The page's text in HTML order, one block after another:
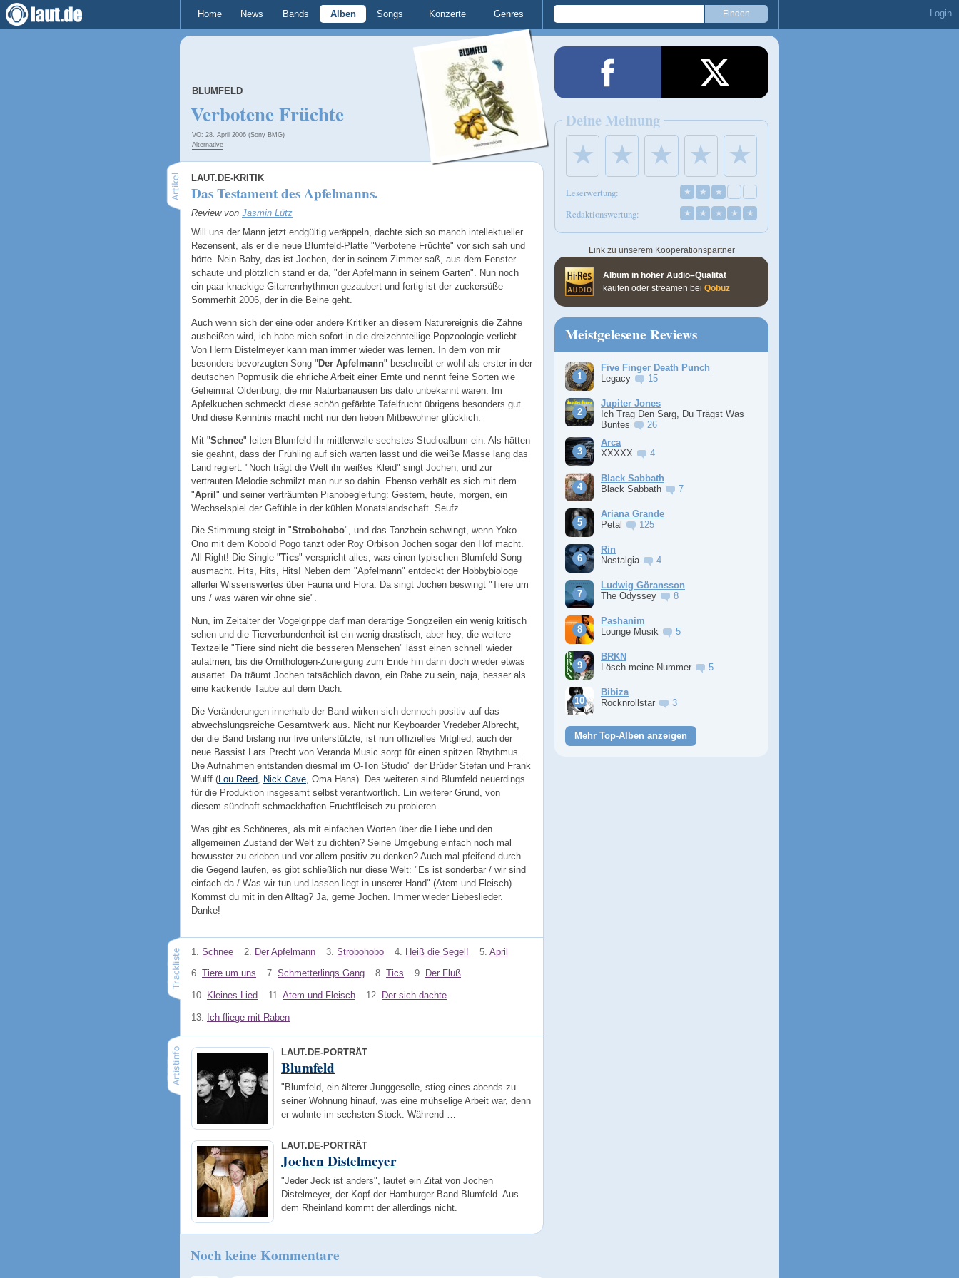
Home News Bands Alben Songs Konzerte Genres Login
BLUMFELD
Verbotene Früchte
VÖ: 28. April 2006 (Sony BMG)
Alternative
LAUT.DE-KRITIK
Das Testament des Apfelmanns.
Review von Jasmin Lütz
Will uns der Mann jetzt endgültig veräppeln, dachte sich so manch intellektueller
Rezensent, als er die neue Blumfeld-Platte "Verbotene Früchte" vor sich sah und
hörte. Nein Baby, das ist Jochen, der in seinem Zimmer saß, aus dem Fenster
schaute und plötzlich stand er da, "der Apfelmann in seinem Garten". Nun noch
ein paar knackige Gitarrenrhythmen gezaubert und fertig ist der zuckersüße
Sommerhit 2006, der in die Beine geht.
Auch wenn sich der eine oder andere Kritiker an diesem Naturereignis die Zähne
ausbeißen wird, ich habe mich sofort in die dreizehnteilige Popzoologie verliebt.
Von Herrn Distelmeyer kann man immer wieder was lernen. In dem von mir
besonders bevorzugten Song " Der Apfelmann" beschreibt er wohl als erster in der
deutschen Popmusik die ehrliche Arbeit einer Ernte und nennt feine Sorten wie
Geheimrat Oldenburg, die mir Naturbanausen bis dato unbekannt waren. Im
Apfelkuchen schmeckt diese schön gefärbte Tafelfrucht übrigens besonders gut.
Und diese Kenntnis macht nicht nur den lieben Mitbewohner glücklich.
Mit "Schnee" leiten Blumfeld ihr mittlerweile sechstes Studioalbum ein. Als hätten
sie geahnt, dass der Frühling auf sich warten lässt und die weiße Masse lang das
Land regiert. "Noch trägt die Welt ihr weißes Kleid" singt Jochen, und zur
vertrauten Melodie schmilzt man nur so dahin. Ebenso verhält es sich mit dem
"April" und seiner verträumten Pianobegleitung: Gestern, heute, morgen, ein
Wechselspiel der Gefühle in der kühlen Monatslandschaft. Seufz.
Die Stimmung steigt in "Strobohobo", und das Tanzbein schwingt, wenn Yoko
Ono mit dem Kobold Pogo tanzt oder Roy Orbison Jochen sogar den Hof macht.
All Right! Die Single "Tics" verspricht alles, was einen typischen Blumfeld-Song
ausmacht. Hits, Hits, Hits! Neben dem "Apfelmann" entdeckt der Hobbybiologe
allerlei Wissenswertes über Fauna und Flora. Da singt Jochen beswingt "Tiere um
uns / was wären wir ohne sie".
Nun, im Zeitalter der Vogelgrippe darf man derartige Songzeilen ein wenig kritisch
sehen und die Tierverbundenheit ist ein wenig drastisch, aber hey, die weitere
Textzeile "Tiere sind nicht die besseren Menschen" lässt einen schnell wieder
aufatmen, bis die Ornithologen-Zuneigung zum Ende hin dann doch wieder etwas
ausartet. Da träumt Jochen tatsächlich davon, ein Rabe zu sein, naja, besser als
eine kackende Taube auf dem Dach.
Die Veränderungen innerhalb der Band wirken sich dennoch positiv auf das
abwechslungsreiche Gesamtwerk aus. Nicht nur Keyboarder Vredeber Albrecht,
der die Band bislang nur live unterstützte, ist nun offizielles Mitglied, auch der
neue Bassist Lars Precht von Veranda Music sorgt für einen spitzen Rhythmus.
Die Aufnahmen entstanden diesmal im O-Ton Studio" der Brüder Stefan und Frank
Wulff ( Lou Reed Nick Cave , Oma Hans). Des weiteren sind Blumfeld neuerdings
für die Produktion insgesamt selbst verantwortlich. Ein weiterer Grund, von
diesem sündhaft schmackhaften Fruchtfleisch zu probieren.
Was gibt es Schöneres, als mit einfachen Worten über die Liebe und den
allgemeinen Zustand der Welt zu dichten? Seine Umgebung einfach noch mal
bewusster zu erleben und vor allem positiv zu denken? Auch mal pfeifend durch
die Gegend laufen, es gibt schließlich nur diese Welt: "Es ist sonderbar / wir sind
einfach da / Was wir tun und lassen liegt in unserer Hand" (Atem und Fleisch).
Kommst du mit in den Alltag? Ja, gerne Jochen. Immer wieder Liebeslieder.
Danke!
1. Schnee 2. Der Apfelmann 3. Strobohobo 4. Heiß die Segel! 5. April
6. Tiere um uns 7. Schmetterlings Gang 8. Tics 9. Der Fluß
10. Kleines Lied 11. Atem und Fleisch 12. Der sich dachte
13. Ich fliege mit Raben
LAUT.DE-PORTRÄT
Blumfeld
"Blumfeld, ein älterer Junggeselle, stieg eines abends zu
seiner Wohnung hinauf, was eine mühselige Arbeit war, denn
er wohnte im sechsten Stock. Während …
LAUT.DE-PORTRÄT
Jochen Distelmeyer
"Jeder Jeck ist anders", lautet ein Zitat von Jochen
Distelmeyer, der Kopf der Hamburger Band Blumfeld. Aus
dem Rheinland kommt der allerdings nicht.
Noch keine Kommentare
Deine Meinung
★ ★ ★ ★ ★
Leserwertung: ★ ★ ★
Redaktionswertung: ★ ★ ★ ★ ★
Link zu unserem Kooperationspartner
Album in hoher Audio–Qualität
kaufen oder streamen bei Qobuz
Meistgelesene Reviews
Five Finger Death Punch
Legacy
15
Jupiter Jones
Ich Trag Den Sarg, Du Trägst Was
Buntes
26
Arca
XXXXX
4
Black Sabbath
Black Sabbath
7
Ariana Grande
Petal
125
Rin
Nostalgia
4
Ludwig Göransson
The Odyssey
8
Pashanim
Lounge Musik
5
BRKN
Lösch meine Nummer
5
Bibiza
Rocknrollstar
3
Mehr Top-Alben anzeigen